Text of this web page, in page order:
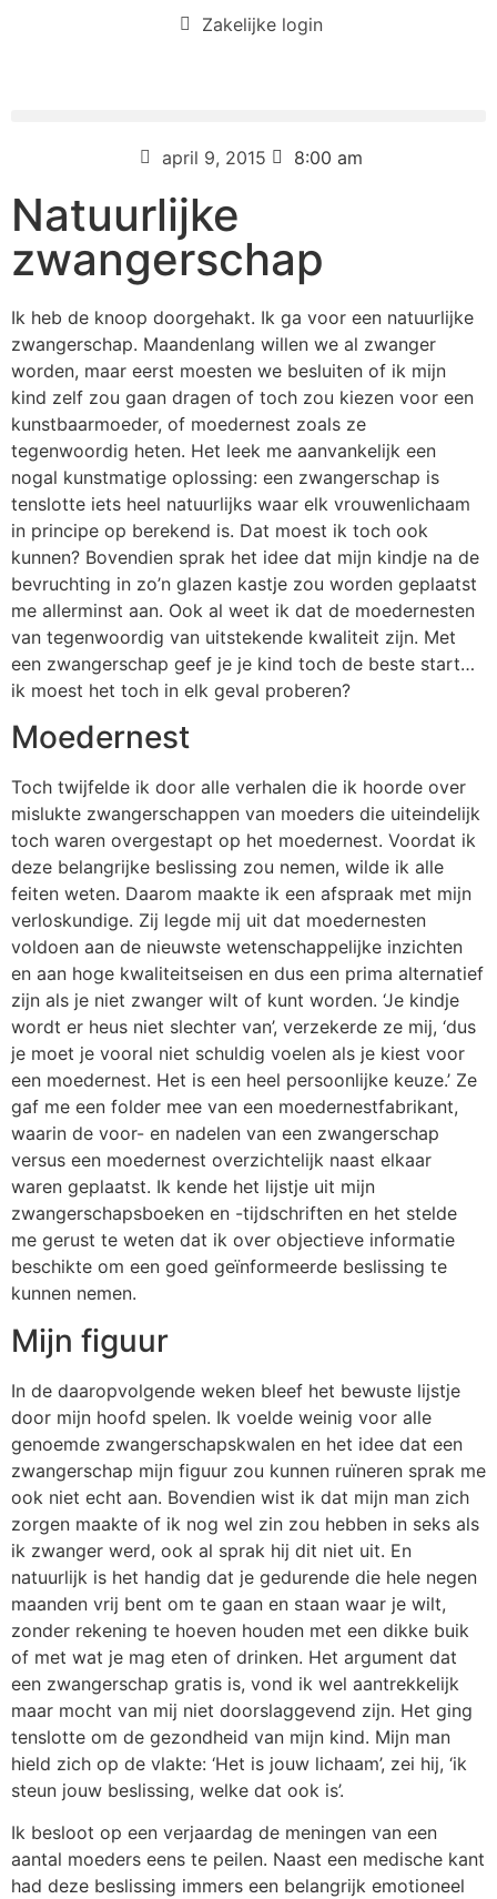
Zakelijke login
april 9, 2015 8:00 am
Natuurlijke
zwangerschap
Ik heb de knoop doorgehakt. Ik ga voor een natuurlijke
zwangerschap. Maandenlang willen we al zwanger
worden, maar eerst moesten we besluiten of ik mijn
kind zelf zou gaan dragen of toch zou kiezen voor een
kunstbaarmoeder, of moedernest zoals ze
tegenwoordig heten. Het leek me aanvankelijk een
nogal kunstmatige oplossing: een zwangerschap is
tenslotte iets heel natuurlijks waar elk vrouwenlichaam
in principe op berekend is. Dat moest ik toch ook
kunnen? Bovendien sprak het idee dat mijn kindje na de
bevruchting in zo’n glazen kastje zou worden geplaatst
me allerminst aan. Ook al weet ik dat de moedernesten
van tegenwoordig van uitstekende kwaliteit zijn. Met
een zwangerschap geef je je kind toch de beste start…
ik moest het toch in elk geval proberen?
Moedernest
Toch twijfelde ik door alle verhalen die ik hoorde over
mislukte zwangerschappen van moeders die uiteindelijk
toch waren overgestapt op het moedernest. Voordat ik
deze belangrijke beslissing zou nemen, wilde ik alle
feiten weten. Daarom maakte ik een afspraak met mijn
verloskundige. Zij legde mij uit dat moedernesten
voldoen aan de nieuwste wetenschappelijke inzichten
en aan hoge kwaliteitseisen en dus een prima alternatief
zijn als je niet zwanger wilt of kunt worden. ‘Je kindje
wordt er heus niet slechter van’, verzekerde ze mij, ‘dus
je moet je vooral niet schuldig voelen als je kiest voor
een moedernest. Het is een heel persoonlijke keuze.’ Ze
gaf me een folder mee van een moedernestfabrikant,
waarin de voor- en nadelen van een zwangerschap
versus een moedernest overzichtelijk naast elkaar
waren geplaatst. Ik kende het lijstje uit mijn
zwangerschapsboeken en -tijdschriften en het stelde
me gerust te weten dat ik over objectieve informatie
beschikte om een goed geïnformeerde beslissing te
kunnen nemen.
Mijn figuur
In de daaropvolgende weken bleef het bewuste lijstje
door mijn hoofd spelen. Ik voelde weinig voor alle
genoemde zwangerschapskwalen en het idee dat een
zwangerschap mijn figuur zou kunnen ruïneren sprak me
ook niet echt aan. Bovendien wist ik dat mijn man zich
zorgen maakte of ik nog wel zin zou hebben in seks als
ik zwanger werd, ook al sprak hij dit niet uit. En
natuurlijk is het handig dat je gedurende die hele negen
maanden vrij bent om te gaan en staan waar je wilt,
zonder rekening te hoeven houden met een dikke buik
of met wat je mag eten of drinken. Het argument dat
een zwangerschap gratis is, vond ik wel aantrekkelijk
maar mocht van mij niet doorslaggevend zijn. Het ging
tenslotte om de gezondheid van mijn kind. Mijn man
hield zich op de vlakte: ‘Het is jouw lichaam’, zei hij, ‘ik
steun jouw beslissing, welke dat ook is’.
Ik besloot op een verjaardag de meningen van een
aantal moeders eens te peilen. Naast een medische kant
had deze beslissing immers een belangrijk emotioneel